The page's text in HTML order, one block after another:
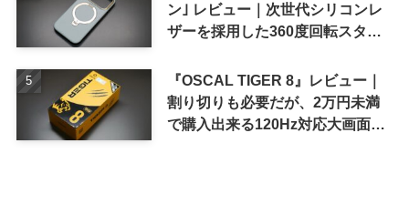
ン｣ レビュー｜次世代シリコンレ
ザーを採用した360度回転スタン
『OSCAL TIGER 8』レビュー｜
割り切りも必要だが、2万円未満
で購入出来る120Hz対応大画面ス